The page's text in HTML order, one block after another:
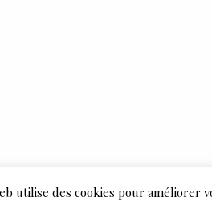
utilise des cookies pour